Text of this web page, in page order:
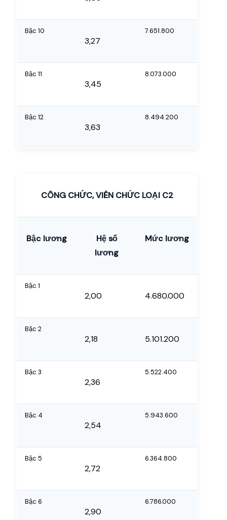
Bậc 10
3,27
7.651.800
Bậc 11
3,45
8.073.000
Bậc 12
3,63
8.494.200
CÔNG CHỨC, VIÊN CHỨC LOẠI C2
Bậc lương
Hệ số
lương
Mức lương
Bậc 1
2,00 4.680.000
Bậc 2
2,18 5.101.200
Bậc 3
2,36
5.522.400
Bậc 4
2,54
5.943.600
Bậc 5
2,72
6.364.800
Bậc 6
2,90
6.786.000